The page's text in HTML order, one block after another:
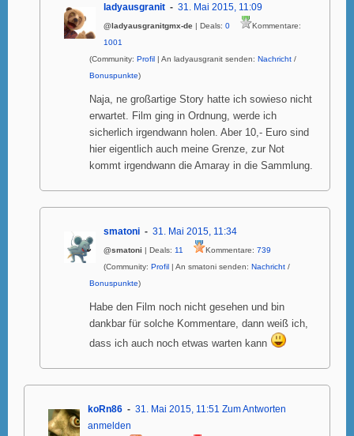
ladyausgranit 31. Mai 2015, 11:09
@ladyausgranitgmx-de | Deals: 0
Kommentare:
1001
(Community: Profil | An ladyausgranit senden: Nachricht /
Bonuspunkte)
Naja, ne großartige Story hatte ich sowieso nicht
erwartet. Film ging in Ordnung, werde ich
sicherlich irgendwann holen. Aber 10,- Euro sind
hier eigentlich auch meine Grenze, zur Not
kommt irgendwann die Amaray in die Sammlung.
smatoni 31. Mai 2015, 11:34
@smatoni | Deals: 11 Kommentare: 739
(Community: Profil | An smatoni senden: Nachricht /
Bonuspunkte)
Habe den Film noch nicht gesehen und bin
dankbar für solche Kommentare, dann weiß ich,
dass ich auch noch etwas warten kann
koRn86 31. Mai 2015, 11:51 Zum Antworten
anmelden